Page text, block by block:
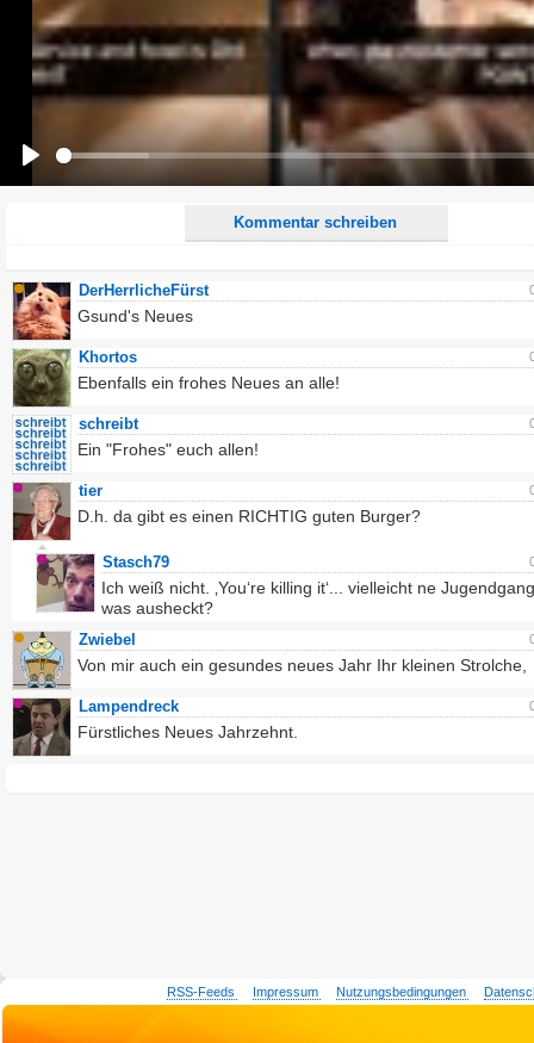
Kommentar schreiben
Alle HTML-Tags außer <br>, <strike> und <i> werden aus Deinem Kommentar entfernt.
URLs werden automatisch umgewandelt. Bitte verwende "www." oder "http://" in URLs
Ich möchte eine E-Mail, wenn zu meinem Kommentar Antworten erscheinen.
Ich möchte eine E-Mail, wenn auf dieser Seite weitere Kommentare erscheinen.
DerHerrlicheFürst
Gsund's Neues
Khortos
Ebenfalls ein frohes Neues an alle!
schreibt
Ein "Frohes" euch allen!
tier
D.h. da gibt es einen RICHTIG guten Burger?
Stasch79
Ich weiß nicht. ‚You‘re killing it‘... vielleicht ne
was ausheckt?
Zwiebel
Von mir auch ein gesundes neues Jahr Ihr kleinen Strolche,
Lampendreck
Fürstliches Neues Jahrzehnt.
RSS-Feeds Impressum Nutzungsbedingungen